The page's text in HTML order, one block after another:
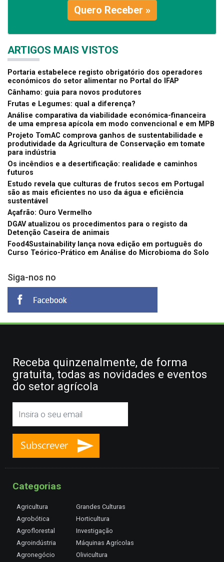
Quero Receber »
ARTIGOS MAIS VISTOS
Portaria estabelece registo obrigatório dos operadores
económicos do setor alimentar no Portal do IFAP
Cânhamo: guia para novos produtores
Frutas e Legumes: qual a diferença?
Análise comparativa da viabilidade económica-financeira
de uma empresa apícola em modo convencional e em MPB
Projeto TomAC comprova ganhos de sustentabilidade e
produtividade da Agricultura de Conservação em tomate
para indústria
Os incêndios e a desertificação: realidade e caminhos
futuros
Estudo revela que culturas de frutos secos em Portugal
são as mais eficientes no uso da água e eficiência
sustentável
Açafrão: Ouro Vermelho
DGAV atualizou os procedimentos para o registo da
Detenção Caseira de animais
Food4Sustainability lança nova edição em português do
Curso Teórico-Prático em Análise do Microbioma do Solo
Siga-nos no
Receba quinzenalmente, de forma
gratuita, todas as novidades e eventos
do setor agrícola
Categorias
Agricultura
Agrobótica
Agroflorestal
Agroindústria
Agronegócio
Grandes Culturas
Horticultura
Investigação
Máquinas Agrícolas
Olivicultura